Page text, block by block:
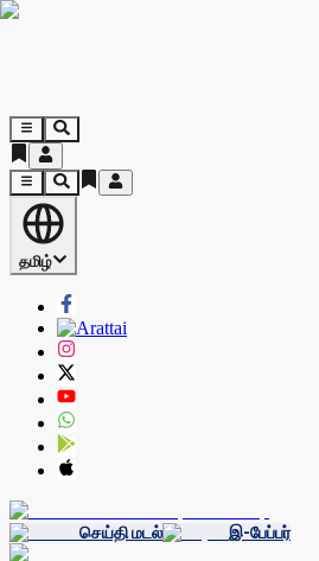
தமிழ்
செய்தி மடல் இ-பேப்பர்